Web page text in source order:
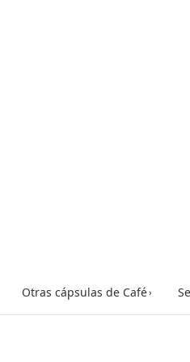
Otras cápsulas de Café›